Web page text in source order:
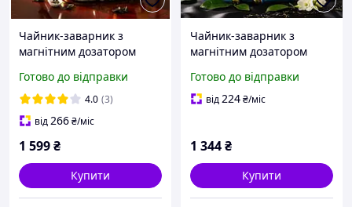
Чайник-заварник з
магнітним дозатором
FM227
Готово до відправки
4.0 (3)
від266₴/міс
1 599₴
Купити
Чайник-заварник з
магнітним дозатором
OM227
Готово до відправки
від224₴/міс
1 344₴
Купити